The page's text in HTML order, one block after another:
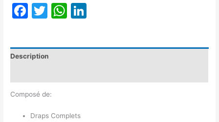
Facebook
TwitterWhatsApp
Description
Composé de:
Draps Complets